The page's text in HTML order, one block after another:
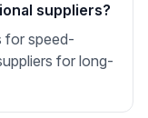
suppliers?
for speed-
for long-